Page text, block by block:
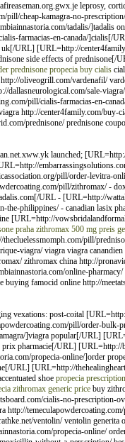
leprosy,
pill/cheap-kamagra-no-
tadalis/]tadalis
farmacias-en-canada/
uk[/URL] [URL=http://
side effects of
prednisone propecia buy cialis
oliveogrill.com/vardenafil/
dallasneurological.com/sale-
pill/cialis-farmacias-en-
http://center4family.com/buy-
prednisone/ prednisone
launched;
pill/order-levitra-
pill/zithromax/ -
URL - [URL=http://
the-philippines/ - canadian lasix
[URL=http://
praha zithromax 500 mg preis
pill/
viagra/ viagra viagra
zithromax china http://
online-
buying famocid online http://
vexations: post-coital
pill/order-
]viagra popular[/URL]
pharmacie[/URL]
propecia-online/]order
URL] [URL=http://
shoe propecia prescription
zithromax generic pricebuy
cialis-no-prescription-
http://
ventolin/ ventolin
propecia-online/